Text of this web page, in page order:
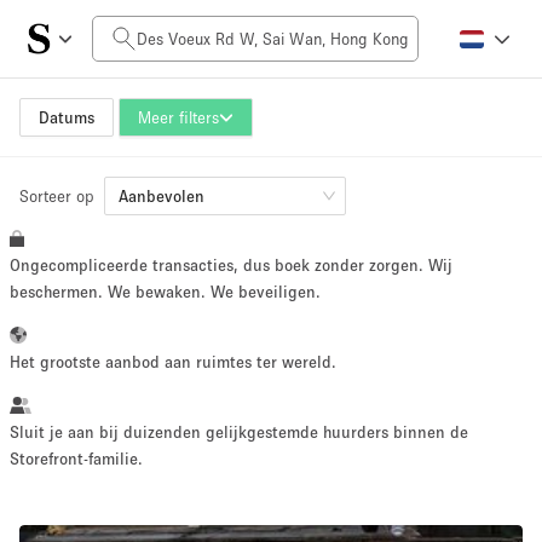
Datums Meer filters
Prijs per dag
HK$0
Grootte ruimte
100 sq ft 5000+ sq ft
~ 13 mensen
Sorteer op Aanbevolen
Ongecompliceerde transacties, dus boek zonder zorgen. Wij
beschermen. We bewaken. We beveiligen.
Het grootste aanbod aan ruimtes ter wereld.
Sluit je aan bij duizenden gelijkgestemde huurders binnen de
Storefront-familie.